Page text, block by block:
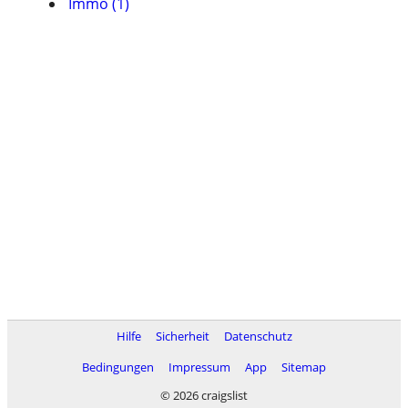
Hilfe Sicherheit
Datenschutz
Bedingungen
Impressum App
Sitemap
© 2026 craigslist